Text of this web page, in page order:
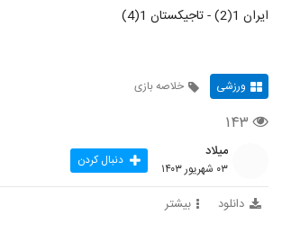
ایران 1(2) - تاجیکستان 1(4)
ورزشی خلاصه بازی
۱۴۳
میلاد
۰۳ شهریور ۱۴۰۳ دنبال کردن
دانلود بیشتر